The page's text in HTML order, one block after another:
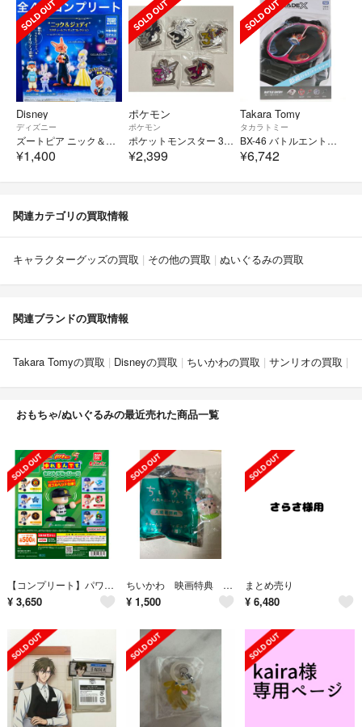
Disney
ディズニー
ズートピア ニック＆ジュディ コスチュームフィギュアコレクション 全4種 コンプリート ガチャ ディズニー
¥1,400
ポケモン
ポケモン
ポケットモンスター 30周年 メタルチャームマスコット
¥2,399
Takara Tomy
タカラトミー
BX-46 バトルエントリーセット∞ BEYBLADE X(ベイブレードエックス) 組立トイ タカラトミー
¥6,742
関連カテゴリの買取情報
キャラクターグッズの買取 その他の買取 ぬいぐるみの買取
関連ブランドの買取情報
Takara Tomyの買取 Disneyの買取 ちいかわの買取 サンリオの買取
おもちゃ/ぬいぐるみの最近売れた商品一覧
【コンプリート】パワプロくん ゆれるんです。～セントラル・リーグ～
¥ 3,650
ちいかわ 映画特典 古本屋
¥ 1,500
まとめ売り
¥ 6,480